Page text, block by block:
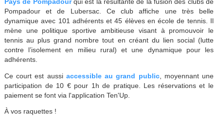
Pays de Pompadourqui est la résultante de la fusion des clubs de
Pompadour et de Lubersac. Ce club affiche une très belle
dynamique avec 101 adhérents et 45 élèves en école de tennis. Il
mène une politique sportive ambitieuse visant à promouvoir le
tennis au plus grand nombre tout en créant du lien social (lutte
contre l’isolement en milieu rural) et une dynamique pour les
adhérents.
Ce court est aussi accessible au grand public, moyennant une
participation de 10 € pour 1h de pratique. Les réservations et le
paiement se font via l'application Ten'Up.
À vos raquettes !